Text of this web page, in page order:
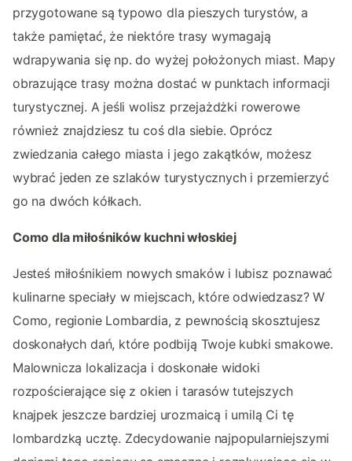
przygotowane są typowo dla pieszych turystów, a
także pamiętać, że niektóre trasy wymagają
wdrapywania się np. do wyżej położonych miast. Mapy
obrazujące trasy można dostać w punktach informacji
turystycznej. A jeśli wolisz przejażdżki rowerowe
również znajdziesz tu coś dla siebie. Oprócz
zwiedzania całego miasta i jego zakątków, możesz
wybrać jeden ze szlaków turystycznych i przemierzyć
go na dwóch kółkach.
Como dla miłośników kuchni włoskiej
Jesteś miłośnikiem nowych smaków i lubisz poznawać
kulinarne speciały w miejscach, które odwiedzasz? W
Como, regionie Lombardia, z pewnością skosztujesz
doskonałych dań, które podbiją Twoje kubki smakowe.
Malownicza lokalizacja i doskonałe widoki
rozpościerające się z okien i tarasów tutejszych
knajpek jeszcze bardziej urozmaicą i umilą Ci tę
lombardzką ucztę. Zdecydowanie najpopularniejszymi